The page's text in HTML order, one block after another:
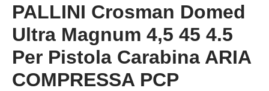
PALLINI Crosman Domed
Ultra Magnum 4,5 45 4.5
Per Pistola Carabina ARIA
COMPRESSA PCP